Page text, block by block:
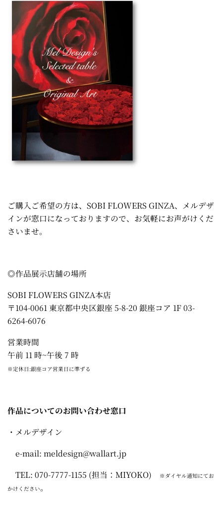
ご購入ご希望の方は、SOBI FLOWERS GINZA、メルデザ
インが窓口になっておりますので、お気軽にお声がけくだ
さいませ。
◎作品展示店舗の場所
SOBI FLOWERS GINZA本店
〒104-0061 東京都中央区銀座 5-8-20 銀座コア 1F 03-
6264-6076
営業時間
午前 11 時~午後 7 時
※定休日:銀座コア営業日に準ずる
作品についてのお問い合わせ窓口
・メルデザイン
e-mail: meldesign@wallart.jp
TEL: 070-7777-1155 (担当：MIYOKO)
※ダイヤル通知にてお
かけください。